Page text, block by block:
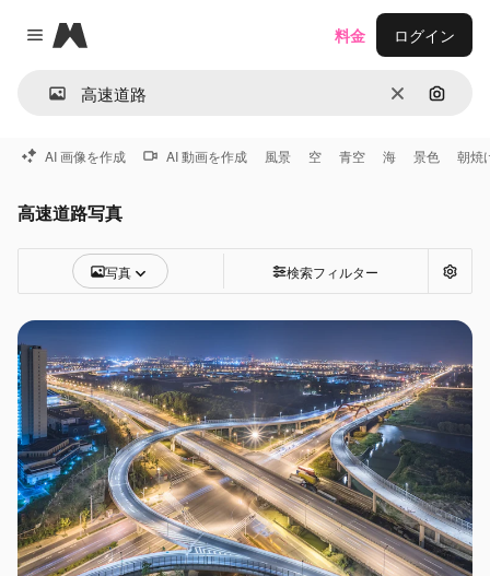
Close menu
Magnific
消去 画像で
料金 ログイン
AI 画像を作成 AI 動画を作成 風景 空 青空 海 景色 朝焼
高速道路写真
写真 検索フィルター